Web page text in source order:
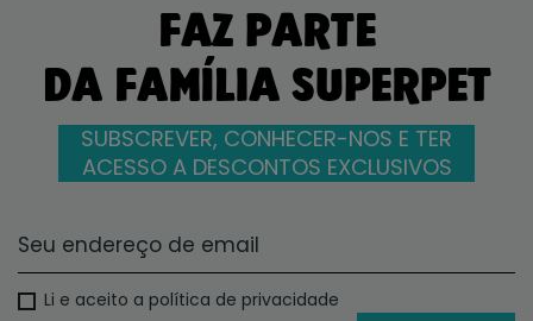
FAZ PARTE
DA FAMÍLIA SUPERPET
SUBSCREVER, CONHECER-NOS E TER
ACESSO A DESCONTOS EXCLUSIVOS
Li e aceito a política de privacidade